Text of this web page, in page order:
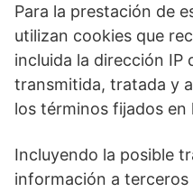
Para la prestación de
utilizan cookies que
incluida la dirección IP
transmitida, tratada y
los términos fijados en
Incluyendo la posible
información a